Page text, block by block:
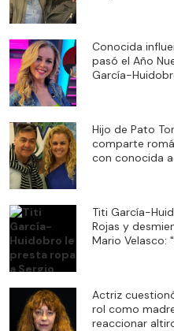
Conocida
pasó el Año
García-
Hijo de Pato
comparte
con conocida
Titi García-
Rojas y
Mario Velasco:
Actriz
rol como
reaccionar